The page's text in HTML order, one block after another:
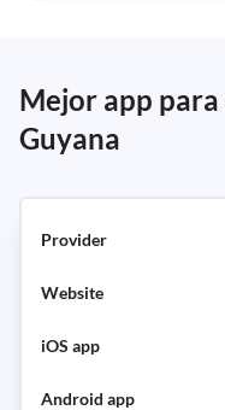
Mejor app
Guyana